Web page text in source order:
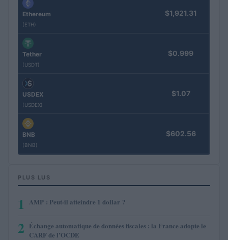
Ethereum
(ETH)
$1,921.31
Tether
(USDT)
$0.999
USDEX
(USDEX)
$1.07
BNB
(BNB)
$602.56
PLUS LUS
1 AMP : Peut-il atteindre 1 dollar ?
2 Échange automatique de données fiscales : la France adopte le
CARF de l’OCDE